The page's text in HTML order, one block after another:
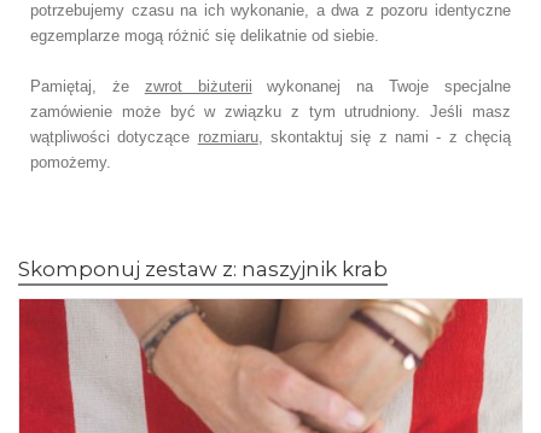
potrzebujemy czasu na ich wykonanie, a dwa z pozoru identyczne
egzemplarze mogą różnić się delikatnie od siebie.
Pamiętaj, że zwrot biżuterii wykonanej na Twoje specjalne
zamówienie może być w związku z tym utrudniony. Jeśli masz
wątpliwości dotyczące rozmiaru, skontaktuj się z nami - z chęcią
pomożemy.
Skomponuj zestaw z: naszyjnik krab